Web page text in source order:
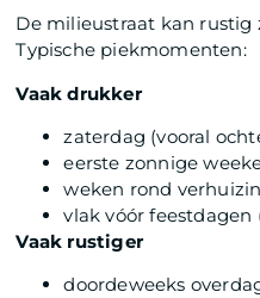
De milieustraat kan rustig
Typische piekmomenten:
Vaak drukker
zaterdag (vooral
eerste zonnige
weken rond
vlak vóór feestdagen
Vaak rustiger
doordeweeks